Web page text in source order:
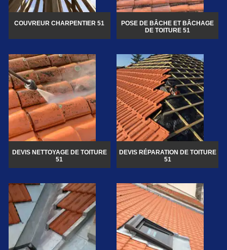
COUVREUR CHARPENTIER 51
POSE DE BÂCHE ET BÂCHAGE
DE TOITURE 51
DEVIS NETTOYAGE DE TOITURE
51
DEVIS RÉPARATION DE TOITURE
51